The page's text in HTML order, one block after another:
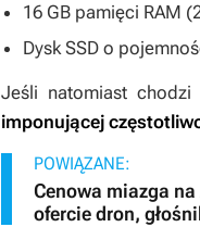
16 GB pamięci RAM
Dysk SSD o
Jeśli natomiast
imponującej
POWIĄZANE:
Cenowa miazga
ofercie dron,